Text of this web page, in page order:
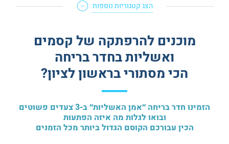
חדרי בריחה לא מפחידים
חדרי בריחה למנוסים
מתאים לנשים בהריון
חדרי בריחה באנגלית
הצג קטגוריות נוספות
מוכנים להרפתקה של קסמים
ואשליות בחדר בריחה
הכי מסתורי בראשון לציון?
הזמינו חדר בריחה ״אמן האשליות״ ב-3 צעדים פשוטים
ובואו לגלות מה איזה הפתעות
הכין עבורכם הקוסם הגדול ביותר מכל הזמנים